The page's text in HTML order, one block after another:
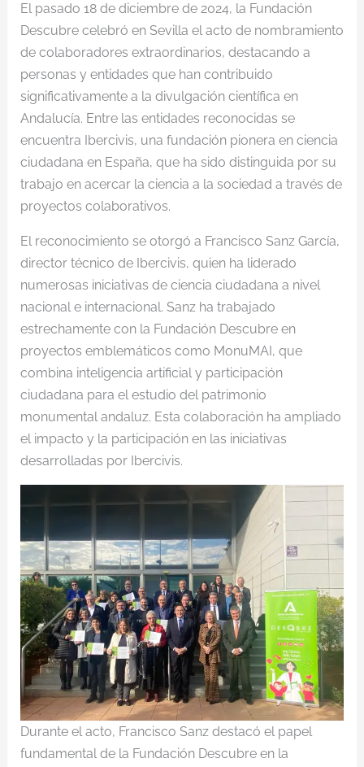
El pasado 18 de diciembre de 2024, la Fundación
Descubre celebró en Sevilla el acto de nombramiento
de colaboradores extraordinarios, destacando a
personas y entidades que han contribuido
significativamente a la divulgación científica en
Andalucía. Entre las entidades reconocidas se
encuentra Ibercivis, una fundación pionera en ciencia
ciudadana en España, que ha sido distinguida por su
trabajo en acercar la ciencia a la sociedad a través de
proyectos colaborativos.
El reconocimiento se otorgó a Francisco Sanz García,
director técnico de Ibercivis, quien ha liderado
numerosas iniciativas de ciencia ciudadana a nivel
nacional e internacional. Sanz ha trabajado
estrechamente con la Fundación Descubre en
proyectos emblemáticos como MonuMAI, que
combina inteligencia artificial y participación
ciudadana para el estudio del patrimonio
monumental andaluz. Esta colaboración ha ampliado
el impacto y la participación en las iniciativas
desarrolladas por Ibercivis.
Durante el acto, Francisco Sanz destacó el papel
fundamental de la Fundación Descubre en la